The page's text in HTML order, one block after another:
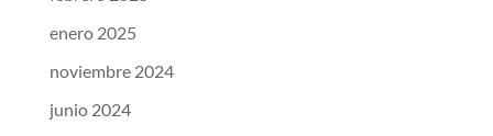
enero 2025
noviembre 2024
junio 2024